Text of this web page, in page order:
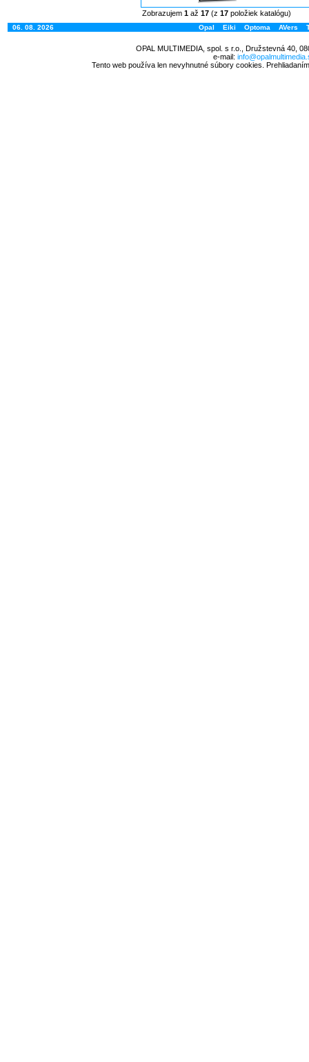
Zobrazujem 1 až 17 (z 17 položiek katalógu)
06. 08. 2026 Opal Eiki Optoma AVers
OPAL MULTIMEDIA, spol. s r.o., Družstevná 40,
e-mail:
Tento web používa len nevyhnutné súbory cookies.